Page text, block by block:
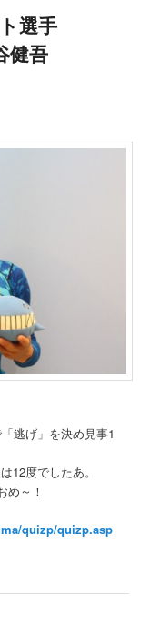
選手
健吾
逃げ」を決め見事1
12度でしたあ。
～！
quizp/quizp.asp